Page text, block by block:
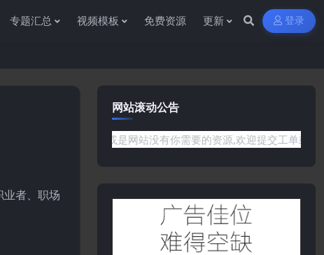
专题汇总 视频模板 免费资源 更新 登录
者、职场
网站滚动公告
到任何问题或是网站没有你需要的资源,欢迎提交工单或是添加客服